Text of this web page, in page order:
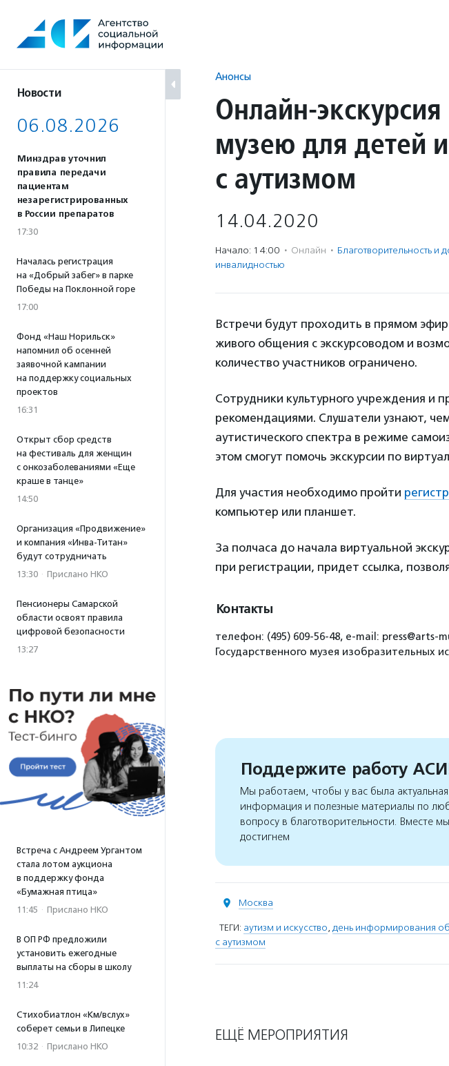
содержанию
Новости
06.08.2026
Минздрав уточнил
правила передачи
пациентам
незарегистрированных
в России препаратов
17:30
Началась регистрация
на «Добрый забег» в парке
Победы на Поклонной горе
17:00
Фонд «Наш Норильск»
напомнил об осенней
заявочной кампании
на поддержку социальных
проектов
16:31
Открыт сбор средств
на фестиваль для женщин
с онкозаболеваниями «Еще
краше в танце»
14:50
Организация «Продвижение»
и компания «Инва-Титан»
будут сотрудничать
13:30 · Прислано НКО
Пенсионеры Самарской
области освоят правила
цифровой безопасности
13:27
Встреча с Андреем Ургантом
стала лотом аукциона
в поддержку фонда
«Бумажная птица»
11:45 · Прислано НКО
В ОП РФ предложили
установить ежегодные
выплаты на сборы в школу
11:24
Стихобиатлон «Км/вслух»
соберет семьи в Липецке
10:32 · Прислано НКО
Анонсы
Онлайн-
музею для детей
с аутизмом
14.04.2020
Начало: 14:00 · Онлайн · Благотвори­тель­ность и
инвалидностью
Встречи будут проходить в прямом
живого общения с экскурсоводом и
количество участников ограничено.
Сотрудники культурного учреждения и
рекомендациями. Слушатели узнают,
аутистического спектра в режиме
этом смогут помочь экскурсии по
Для участия необходимо пройти
компьютер или планшет.
За полчаса до начала виртуальной
при регистрации, придет ссылка,
Контакты
телефон: (495) 609-56-48, e-mail: press@arts-
Государственного музея изобразительных
Поддержите работу
Мы работаем, чтобы у вас была актуальная
информация и полезные материалы по
вопросу в благотворительности. Вместе
достигнем
Москва
ТЕГИ: аутизм и искусство, день информирования
с аутизмом
ЕЩЁ МЕРОПРИЯТИЯ